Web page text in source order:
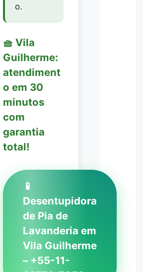
o.
🧺 Vila
Guilherme:
atendiment
o em 30
minutos
com
garantia
total!
📱
Desentupidora
de Pia de
Lavanderia em
Vila Guilherme
– +55-11-